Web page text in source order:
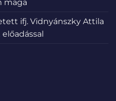
maga
ifj. Vidnyánszky Attila